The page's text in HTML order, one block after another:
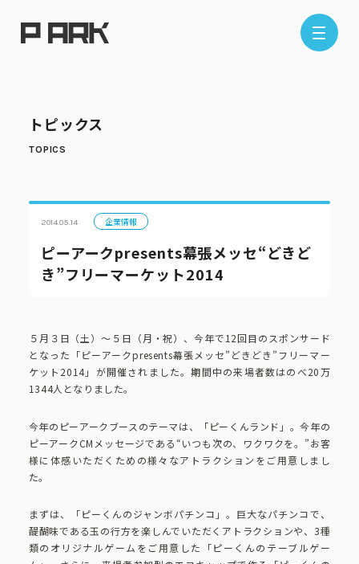
店舗情報
エリアから探す
埼玉エリア
現在地から探す
ピーアークで楽しむ
ピーアークで楽しむ トップ
パチンコ・スロット
企業情報
企業情報 トップ
会社概要 代表挨拶
CSR活動
CSR活動 トップ
トピックス
トピックス
2014.05.14 企業情報
ピーアークpresents幕張メッセ“どきど
き”フリーマーケット2014
５月３日（土）～５日（月・祝）、今年で12回目のスポンサード
となった「ピーアークpresents幕張メッセ”どきどき”フリーマー
ケット2014」が開催されました。期間中の来場者数はのべ20万
1344人となりました。
今年のピーアークブースのテーマは、「ピーくんランド」。今年の
ピーアークCMメッセージである“いつも次の、ワクワクを。”お客
様に体感いただくための様々なアトラクションをご用意しまし
た。
まずは、「ピーくんのジャンボパチンコ」。巨大なパチンコで、
醍醐味である玉の行方を楽しんでいただくアトラクションや、3種
類のオリジナルゲームをご用意した「ピーくんのテーブルゲー